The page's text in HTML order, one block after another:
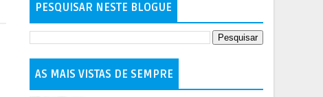
PESQUISAR NESTE BLOGUE
AS MAIS VISTAS DE SEMPRE